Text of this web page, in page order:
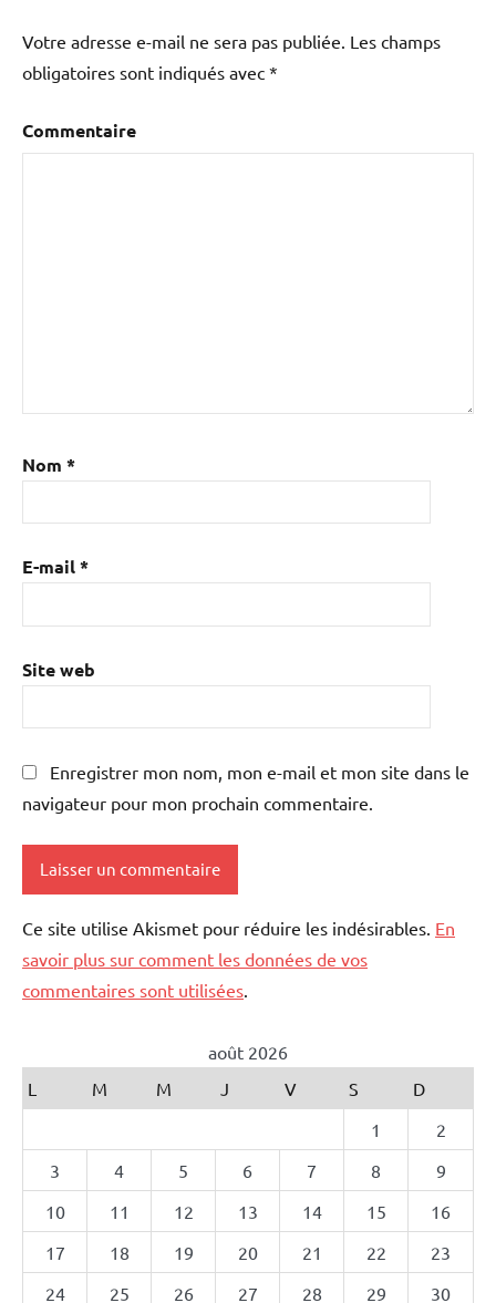
Votre adresse e-mail ne sera pas publiée. Les champs
obligatoires sont indiqués avec *
Commentaire
Nom *
E-mail*
Site web
Enregistrer mon nom, mon e-mail et mon site dans le
navigateur pour mon prochain commentaire.
Ce site utilise Akismet pour réduire les indésirables. En
savoir plus sur comment les données de vos
commentaires sont utilisées
août 2026
L
M M J V S
D
1
2
3
4 5 6 7 8
9
10
11 12 13 14 15
16
17
18 19 20 21 22
23
24
25 26 27 28 29 30